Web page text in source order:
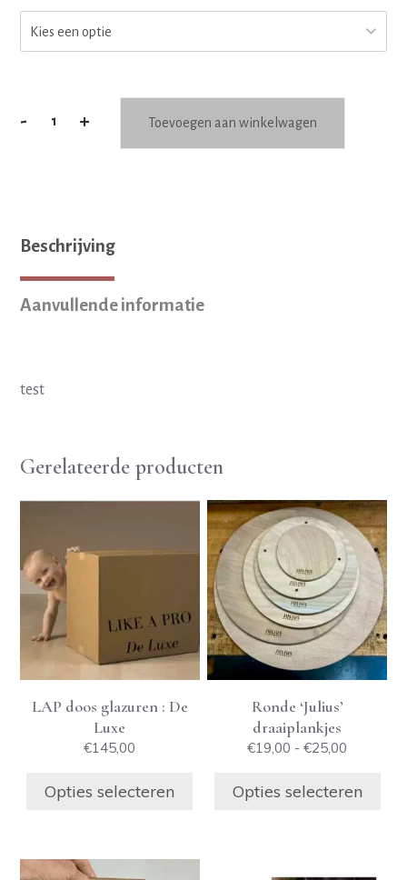
- + Toevoegen aan winkelwagen
Beschrijving
Aanvullende informatie
test
Gerelateerde producten
LAP doos glazuren : De
Luxe
€145,00
Opties selecteren
heeft
Deze
optie
kan
worden
op
de
productpagina
Ronde ‘Julius’
draaiplankjes
€19,00 - €25,00
tot
Opties selecteren
Dit
product
meerdere
variaties.
Deze
optie
kan
worden
op